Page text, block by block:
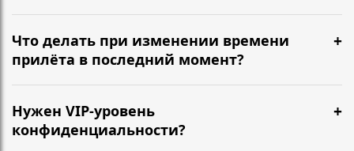
Что делать при изменении времени
прилёта в последний момент?
Нужен VIP-уровень
конфиденциальности?